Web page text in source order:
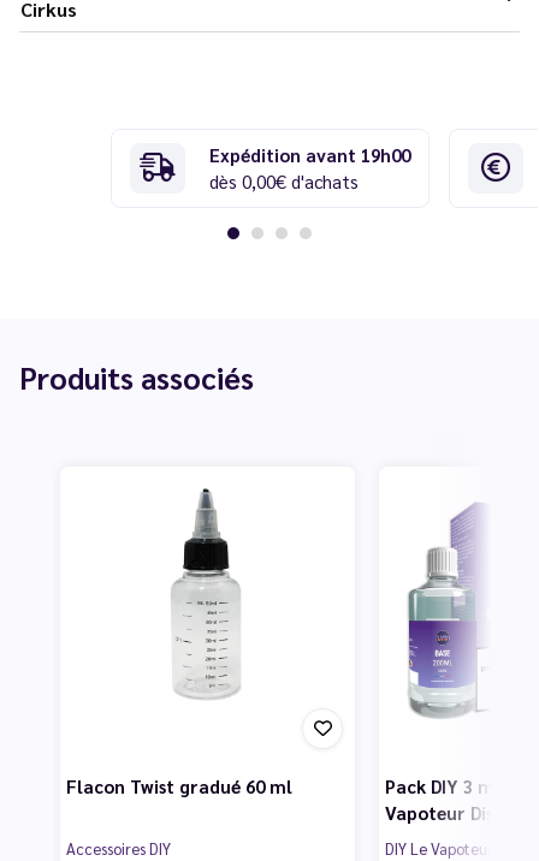
Cirkus
Expédition avant 19h00
dès 0,00€ d'achats
Produits associés
Flacon Twist gradué 60 ml
Accessoires DIY
Pack DIY 3 mg
Vapoteur
DIY Le Vapoteur